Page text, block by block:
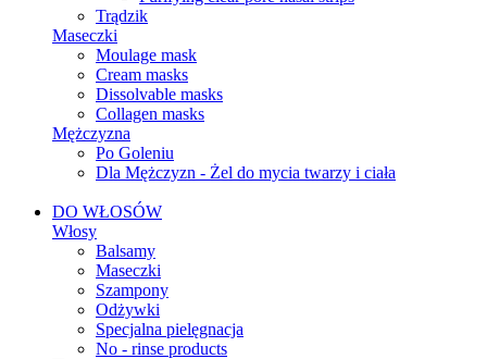
Trądzik
Maseczki
Moulage mask
Cream masks
Dissolvable masks
Collagen masks
Mężczyzna
Po Goleniu
Dla Mężczyzn - Żel do mycia twarzy i ciała
DO WŁOSÓW
Włosy
Balsamy
Maseczki
Szampony
Odżywki
Specjalna pielęgnacja
No - rinse products